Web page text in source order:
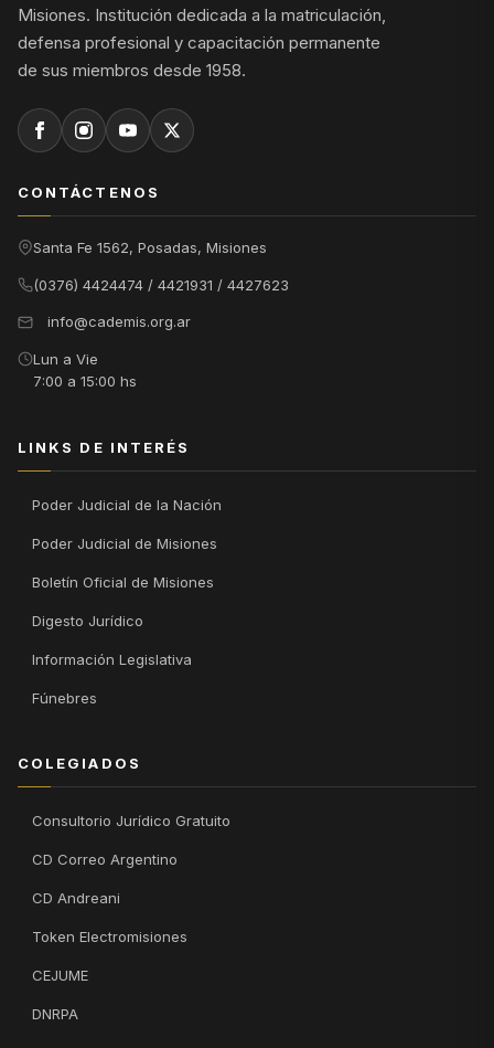
Misiones. Institución dedicada a la matriculación,
defensa profesional y capacitación permanente
de sus miembros desde 1958.
CONTÁCTENOS
Santa Fe 1562, Posadas, Misiones
(0376) 4424474 / 4421931 / 4427623
info@cademis.org.ar
Lun a Vie
7:00 a 15:00 hs
LINKS DE INTERÉS
Poder Judicial de la Nación
Poder Judicial de Misiones
Boletín Oficial de Misiones
Digesto Jurídico
Información Legislativa
Fúnebres
COLEGIADOS
Consultorio Jurídico Gratuito
CD Correo Argentino
CD Andreani
Token Electromisiones
CEJUME
DNRPA